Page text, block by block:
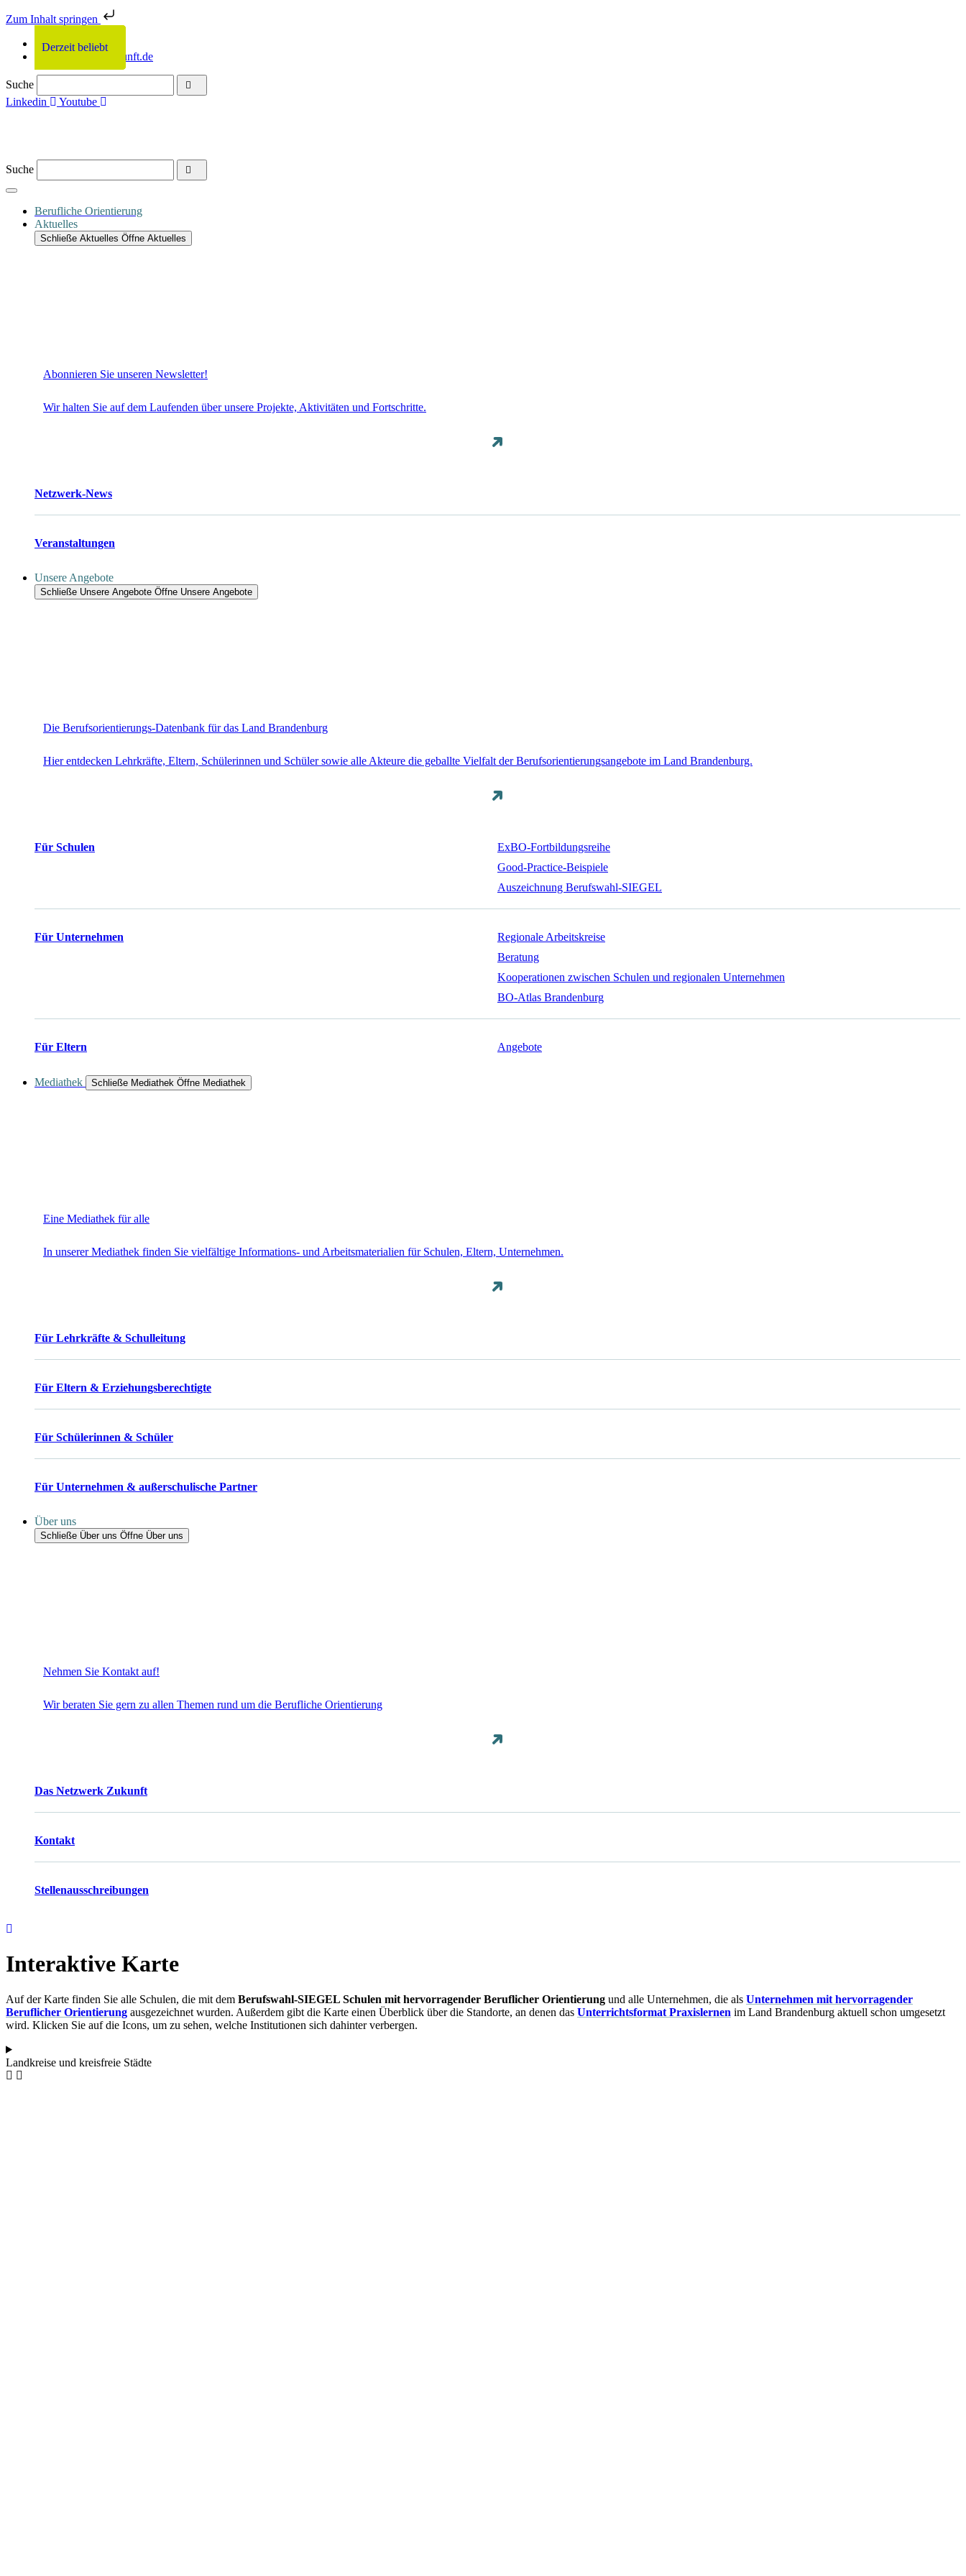
Zum Inhalt springen
0331 2011-679
info@netzwerkzukunft.de
Suche
Linkedin
Youtube
Suche
Berufliche Orientierung
Aktuelles
Schließe Aktuelles Öffne Aktuelles
Derzeit beliebt
Abonnieren Sie unseren Newsletter!
Wir halten Sie auf dem Laufenden über unsere Projekte, Aktivitäten und Fortschritte.
Netzwerk-News
Veranstaltungen
Unsere Angebote
Schließe Unsere Angebote Öffne Unsere Angebote
Derzeit beliebt
Die Berufsorientierungs-Datenbank für das Land Brandenburg
Hier entdecken Lehrkräfte, Eltern, Schülerinnen und Schüler sowie alle Akteure die geballte Vielfalt der Berufsorientierungsangebote im Land Brandenburg.
Für Schulen
ExBO-Fortbildungsreihe
Good-Practice-Beispiele
Auszeichnung Berufswahl-SIEGEL
Für Unternehmen
Regionale Arbeitskreise
Beratung
Kooperationen zwischen Schulen und regionalen Unternehmen
BO-Atlas Brandenburg
Für Eltern Angebote
Mediathek Schließe Mediathek Öffne Mediathek
Derzeit beliebt
Eine Mediathek für alle
In unserer Mediathek finden Sie vielfältige Informations- und Arbeitsmaterialien für Schulen, Eltern, Unternehmen.
Für Lehrkräfte & Schulleitung
Für Eltern & Erziehungsberechtigte
Für Schülerinnen & Schüler
Für Unternehmen & außerschulische Partner
Über uns
Schließe Über uns Öffne Über uns
Derzeit beliebt
Nehmen Sie Kontakt auf!
Wir beraten Sie gern zu allen Themen rund um die Berufliche Orientierung
Das Netzwerk Zukunft
Kontakt
Stellenausschreibungen
Interaktive Karte
Auf der Karte finden Sie alle Schulen, die mit dem Berufswahl-SIEGEL Schulen mit hervorragender Beruflicher Orientierung und alle Unternehmen, die als Unternehmen mit hervorragender
Beruflicher Orientierung ausgezeichnet wurden. Außerdem gibt die Karte einen Überblick über die Standorte, an denen das Unterrichtsformat Praxislernen im Land Brandenburg aktuell schon umgesetzt
wird. Klicken Sie auf die Icons, um zu sehen, welche Institutionen sich dahinter verbergen.
Landkreise und kreisfreie Städte